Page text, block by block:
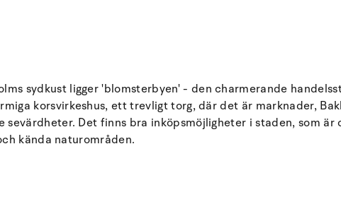
sydkust ligger 'blomsterbyen' - den charmerande
korsvirkeshus, ett trevligt torg, där det är marknader,
Det finns bra inköpsmöjligheter i staden, som
kända naturområden.